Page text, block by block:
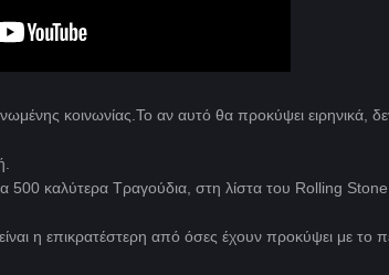
κοινωνίας.Το αν αυτό θα προκύψει ειρηνικά,
500 καλύτερα Τραγούδια, στη λίστα του Rolling Stone
η επικρατέστερη από όσες έχουν προκύψει με το